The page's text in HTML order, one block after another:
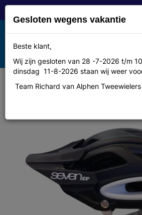
Toggle
navigation
MENU
Seven M2 Helm XL/XXL
Gesloten wegens vakantie
Beste klant,
Wij zijn gesloten van 28 -7-2026 t/m
dinsdag 11-8-2026 staan wij weer
Team Richard van Alphen Tweewielers